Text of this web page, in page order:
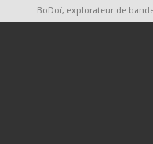
BoDoï, explorateur de